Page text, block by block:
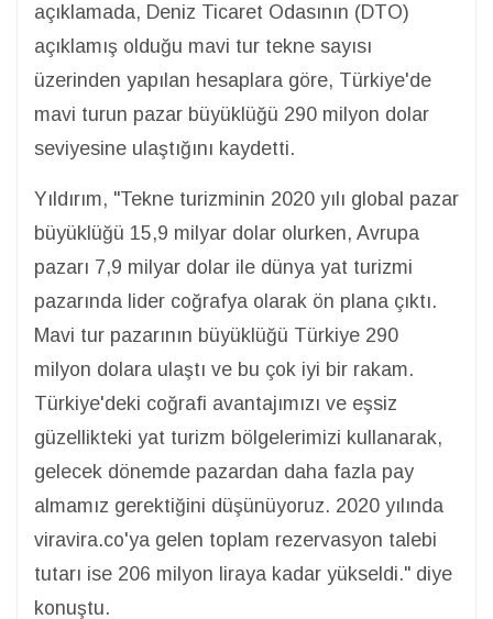
açıklamada, Deniz Ticaret Odasının (DTO)
açıklamış olduğu mavi tur tekne sayısı
üzerinden yapılan hesaplara göre, Türkiye'de
mavi turun pazar büyüklüğü 290 milyon dolar
seviyesine ulaştığını kaydetti.
Yıldırım, "Tekne turizminin 2020 yılı global pazar
büyüklüğü 15,9 milyar dolar olurken, Avrupa
pazarı 7,9 milyar dolar ile dünya yat turizmi
pazarında lider coğrafya olarak ön plana çıktı.
Mavi tur pazarının büyüklüğü Türkiye 290
milyon dolara ulaştı ve bu çok iyi bir rakam.
Türkiye'deki coğrafi avantajımızı ve eşsiz
güzellikteki yat turizm bölgelerimizi kullanarak,
gelecek dönemde pazardan daha fazla pay
almamız gerektiğini düşünüyoruz. 2020 yılında
viravira.co'ya gelen toplam rezervasyon talebi
tutarı ise 206 milyon liraya kadar yükseldi." diye
konuştu.